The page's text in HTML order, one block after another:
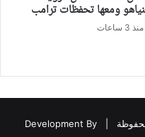
ومعها تحفظات ترامب
منذ 3 ساعات
Development By